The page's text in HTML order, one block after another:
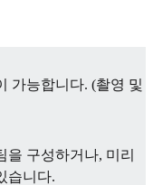
가능합니다. (촬영 및
을 구성하거나, 미리
습니다.